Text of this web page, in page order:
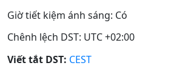
Giờ tiết kiệm ánh sáng: Có
Chênh lệch DST: UTC +02:00
Viết tắt DST: CEST